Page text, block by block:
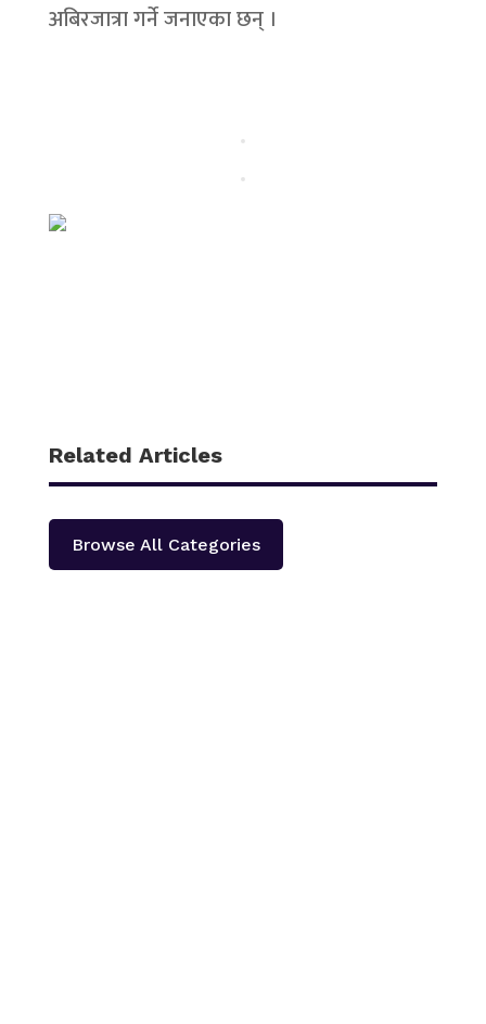
अबिरजात्रा गर्ने जनाएका छन् ।
Related Articles
Browse All Categories